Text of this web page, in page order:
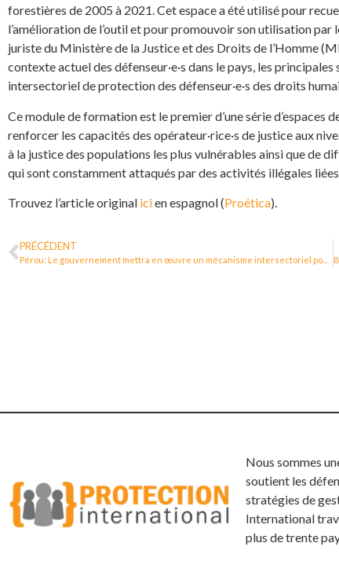
forestières de 2005 à 2021. Cet espace a été utilisé pour
l’amélioration de l’outil et pour promouvoir son utilisation par
juriste du Ministère de la Justice et des Droits de l’Homme
contexte actuel des défenseur·e·s dans le pays, les
intersectoriel de protection des défenseur·e·s des droits
Ce module de formation est le premier d’une série
renforcer les capacités des opérateur·rice·s de justice aux
à la justice des populations les plus vulnérables ainsi que de
qui sont constamment attaqués par des activités illégales
Trouvez l’article original icien espagnol (Proética).
PRÉCÉDENT
Nous sommes
soutient les
stratégies de
International
plus de trente